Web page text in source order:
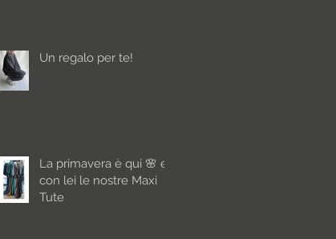
Un regalo per te!
La primavera è qui 🌸 e
con lei le nostre Maxi
Tute